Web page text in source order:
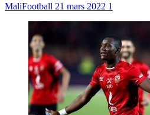
MaliFootball 21 mars 2022 1